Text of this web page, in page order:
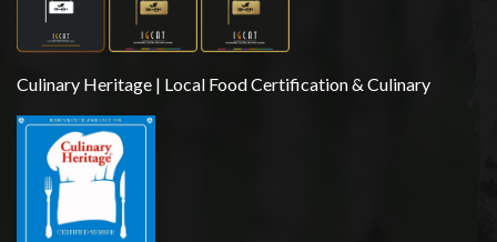
Culinary Heritage | Local Food Certification & Culinary